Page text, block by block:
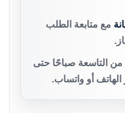
مع متابعة الطلب
من التاسعة صباحًا حتى
أو واتساب.